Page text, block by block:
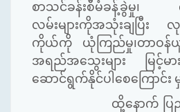
စာသင်ခန်းစီမံခန့်ခွဲမှု၊
လမ်းများကိုအသုံးချပြီး
ကိုယ်ကို ယုံကြည်မှု၊တာဝန်ယူ
အရည်အသွေးများ မြင့်မ
ဆောင်ရွက်နိုင်ပါစေကြောင်း
ထို့နောက် ပြည်ထေ